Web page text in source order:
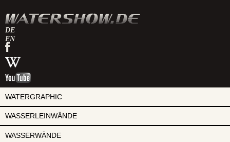
DE
EN
watershow
auf
facebook
watershow
bei
wikipedia
watershow
youtube
WATERGRAPHIC
WASSERLEINWÄNDE
WASSERWÄNDE